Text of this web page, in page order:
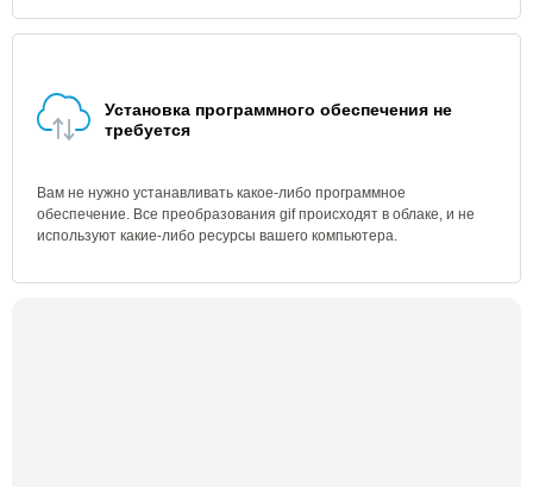
Установка программного обеспечения не
требуется
Вам не нужно устанавливать какое-либо программное
обеспечение. Все преобразования gif происходят в облаке, и не
используют какие-либо ресурсы вашего компьютера.